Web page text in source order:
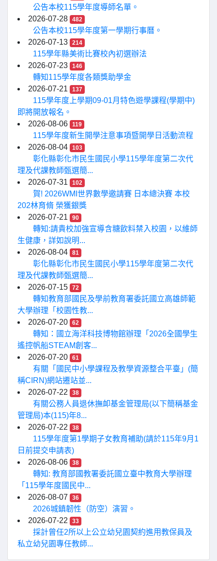
公告本校115學年度導師名單。
2026-07-28
482
公告本校115學年度第一學期行事曆。
2026-07-13
214
115學年縣美術比賽校內初選辦法
2026-07-23
146
轉知115學年度各類獎助學金
2026-07-21
137
115學年度上學期09-01月特色遊學課程(學期中)
即將開放報名。
2026-08-06
119
115學年度新生開學注意事項暨開學日活動流程
2026-08-04
103
彰化縣彰化市民生國民小學115學年度第二次代
理及代課教師甄選簡...
2026-07-31
102
賀! 2026WMI世界數學邀請賽 日本總決賽 本校
202林育脩 榮獲銀獎
2026-07-21
90
轉知:請貴校加強宣導含糖飲料禁入校園，以維師
生健康，詳如說明...
2026-08-04
81
彰化縣彰化市民生國民小學115學年度第二次代
理及代課教師甄選簡...
2026-07-15
72
轉知教育部國民及學前教育署委託國立高雄師範
大學辦理「校園性教...
2026-07-20
62
轉知：國立海洋科技博物館辦理「2026全國學生
遙控帆船STEAM創客...
2026-07-20
61
有關「國民中小學課程及教學資源整合平臺」(簡
稱CIRN)網站遷站並...
2026-07-22
38
有關公務人員退休撫卹基金管理局(以下簡稱基金
管理局)本(115)年8...
2026-07-22
38
115學年度第1學期子女教育補助(請於115年9月1
日前提交申請表)
2026-08-06
38
轉知: 教育部國教署委託國立臺中教育大學辦理
「115學年度國民中...
2026-08-07
36
2026城鎮韌性（防空）演習。
2026-07-22
33
採計曾任2所以上公立幼兒園契約進用教保員及
私立幼兒園專任教師...